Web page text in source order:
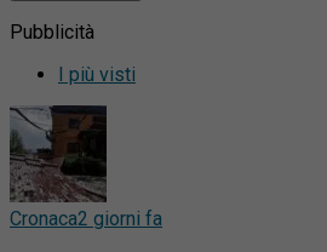
Pubblicità
I più visti
Cronaca2 giorni fa